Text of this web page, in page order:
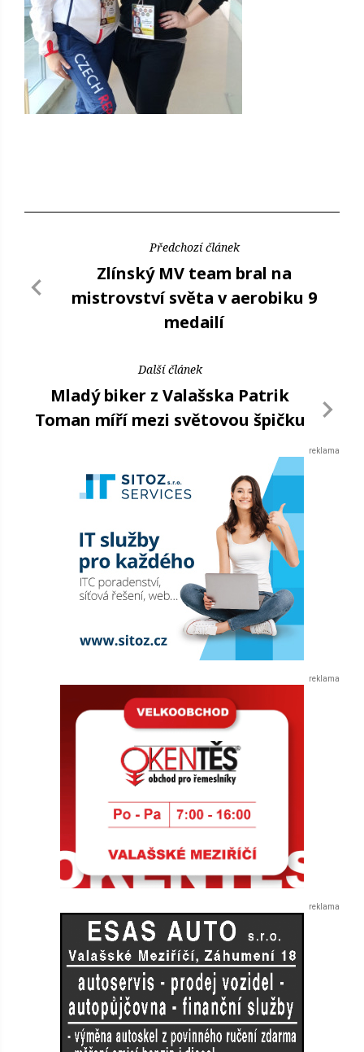
Předchozí článek
Zlínský MV team bral na
mistrovství světa v aerobiku 9
medailí
Další článek
Mladý biker z Valašska Patrik
Toman míří mezi světovou špičku